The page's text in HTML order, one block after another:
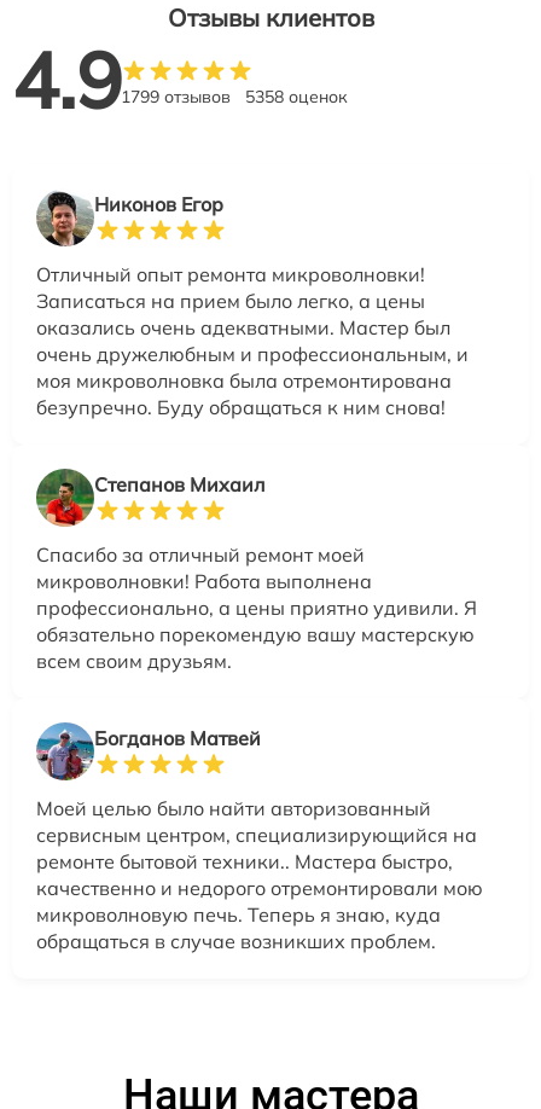
Отзывы клиентов
4.91799 отзывов 5358 оценок
Никонов Егор
Отличный опыт ремонта микроволновки!
Записаться на прием было легко, а цены
оказались очень адекватными. Мастер был
очень дружелюбным и профессиональным, и
моя микроволновка была отремонтирована
безупречно. Буду обращаться к ним снова!
Степанов Михаил
Спасибо за отличный ремонт моей
микроволновки! Работа выполнена
профессионально, а цены приятно удивили. Я
обязательно порекомендую вашу мастерскую
всем своим друзьям.
Богданов Матвей
Моей целью было найти авторизованный
сервисным центром, специализирующийся на
ремонте бытовой техники.. Мастера быстро,
качественно и недорого отремонтировали мою
микроволновую печь. Теперь я знаю, куда
обращаться в случае возникших проблем.
Наши мастера